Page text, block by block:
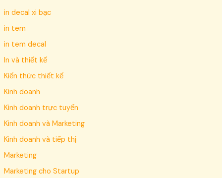
in decal xi bạc
in tem
in tem decal
In và thiết kế
Kiến thức thiết kế
Kinh doanh
Kinh doanh trực tuyến
Kinh doanh và Marketing
Kinh doanh và tiếp thị
Marketing
Marketing cho Startup